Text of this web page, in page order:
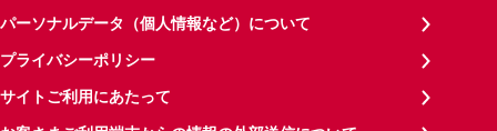
パーソナルデータ（個人情報など）について
プライバシーポリシー
サイトご利用にあたって